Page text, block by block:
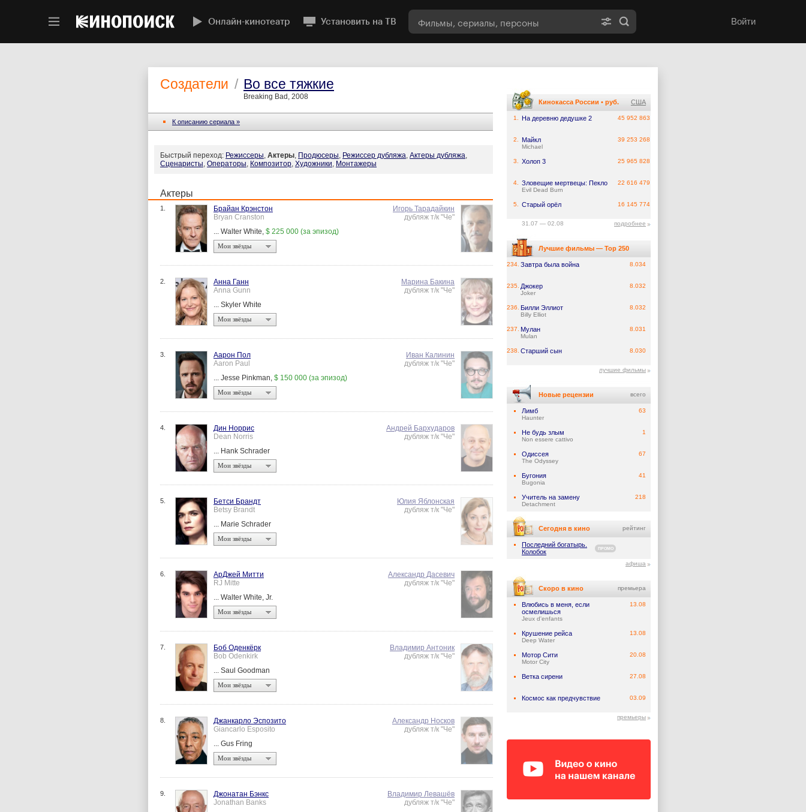
Онлайн-кинотеатр Установить на ТВ Войти
Создатели / Во все тяжкие
Breaking Bad, 2008
К описанию сериала »
Быстрый переход: Режиссеры, Актеры, Продюсеры, Режиссер дубляжа, Актеры дубляжа,
Сценаристы, Операторы, Композитор, Художники, Монтажеры
Актеры
1.
Брайан Крэнстон
Bryan Cranston
... Walter White, $ 225 000 (за эпизод)
Мои звёзды
Игорь Тарадайкин
дубляж т/к "Че"
2.
Анна Ганн
Anna Gunn
... Skyler White
Мои звёзды
Марина Бакина
дубляж т/к "Че"
3.
Аарон Пол
Aaron Paul
... Jesse Pinkman, $ 150 000 (за эпизод)
Мои звёзды
Иван Калинин
дубляж т/к "Че"
4.
Дин Норрис
Dean Norris
... Hank Schrader
Мои звёзды
Андрей Бархударов
дубляж т/к "Че"
5.
Бетси Брандт
Betsy Brandt
... Marie Schrader
Мои звёзды
Юлия Яблонская
дубляж т/к "Че"
6.
АрДжей Митти
RJ Mitte
... Walter White, Jr.
Мои звёзды
Александр Дасевич
дубляж т/к "Че"
7.
Боб Оденкёрк
Bob Odenkirk
... Saul Goodman
Мои звёзды
Владимир Антоник
дубляж т/к "Че"
8.
Джанкарло Эспозито
Giancarlo Esposito
... Gus Fring
Мои звёзды
Александр Носков
дубляж т/к "Че"
9.
Джонатан Бэнкс
Jonathan Banks
Владимир Левашёв
дубляж т/к "Че"
Кинокасса России • руб. США
1. На деревню дедушке 2 45 952 863
2. Майкл
Michael
39 253 268
3. Холоп 3 25 965 828
4. Зловещие мертвецы: Пекло
Evil Dead Burn
22 616 479
5. Старый орёл 16 145 774
31.07 — 02.08 подробнее
Лучшие фильмы — Top 250
234. Завтра была война 8.034
235. Джокер
Joker
8.032
236. Билли Эллиот
Billy Elliot
8.032
237. Мулан
Mulan
8.031
238. Старший сын 8.030
лучшие фильмы
Новые рецензии всего
Лимб
Haunter
63
Не будь злым
Non essere cattivo
1
Одиссея
The Odyssey
67
Бугония
Bugonia
41
Учитель на замену
Detachment
218
Сегодня в кино рейтинг
Последний богатырь.
Колобок
ПРОМО
афиша
Скоро в кино премьера
Влюбись в меня, если
осмелишься
Jeux d'enfants
13.08
Крушение рейса
Deep Water
13.08
Мотор Сити
Motor City
20.08
Ветка сирени 27.08
Космос как предчувствие 03.09
премьеры